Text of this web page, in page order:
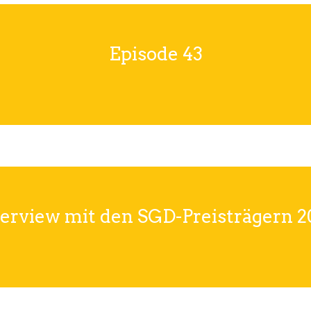
Episode 43
mit den SGD-Preisträgern